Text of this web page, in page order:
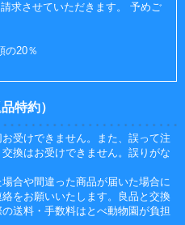
求させていただきます。 予めご
の20％
特約）
受けできません。また、誤って注
換はお受けできません。誤りがな
合や間違った商品が届いた場合に
をお願いいたします。良品と交換
送料・手数料はとべ動物園が負担